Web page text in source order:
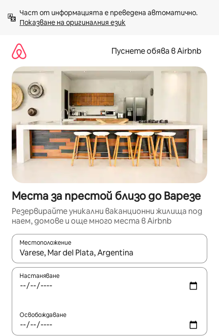
към
съдържанието
Показване на оригиналния език
Пуснете обява в Airbnb
Места за престой близо до Варезе
Резервирайте уникални ваканционни жилища под
наем, домове и още много места в Airbnb
Местоположение
Когато резултатите се покажат, използвайте
Настаняване
Освобождаване